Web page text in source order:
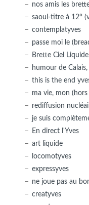
nos amis les
saoul-titre à 12°
contemplatyves
passe moi le
Brette Ciel Liquide
humour de
this is the end
ma vie, mon
rediffusion
je suis
En direct l'Yves
art liquide
locomotyves
expressyves
ne joue pas au
creatyves